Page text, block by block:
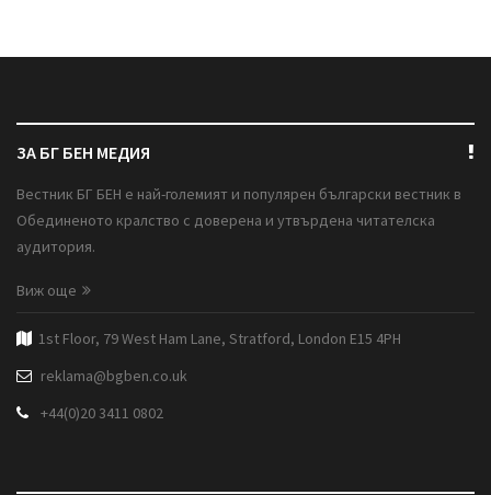
ЗА БГ БЕН МЕДИЯ
Вестник БГ БЕН е най-големият и популярен български вестник в
Обединеното кралство с доверена и утвърдена читателска
аудитория.
Виж още
1st Floor, 79 West Ham Lane, Stratford, London E15 4PH
reklama@bgben.co.uk
+44(0)20 3411 0802